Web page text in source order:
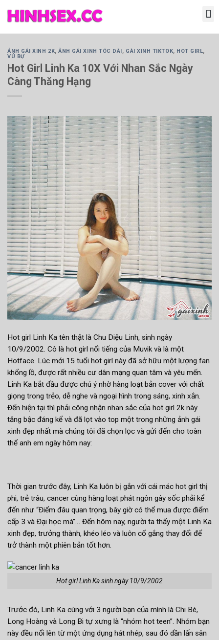
ẢNH GÁI XINH 2K,ẢNH GÁI XINH TÓC DÀI, GÀI XINH TIKTOK, HOT GIRL,
VÚ BỰ
Hot Girl Linh Ka 10X Với Nhan Sắc Ngày
Càng Thăng Hạng
Hot girl Linh Ka tên thật là Chu Diệu Linh, sinh ngày
10/9/2002. Cô là hot girl nổi tiếng của Muvik và là một
Hotface. Lúc mới 15 tuổi hot girl này đã sở hữu một lượng fan
khổng lồ, được rất nhiều cư dân mạng quan tâm và yêu mến.
Linh Ka bắt đầu được chú ý nhờ hàng loạt bản cover với chất
giọng trong trẻo, dễ nghe và ngoại hình trong sáng, xinh xắn.
Đến hiện tại thì phải công nhận nhan sắc của hot girl 2k này
tăng bậc đáng kể và đã lọt vào top một trong những ảnh gái
xinh đẹp nhất mà chúng tôi đã chọn lọc và gửi đến cho toàn
thể anh em ngày hôm nay:
Thời gian trước đây, Linh Ka luôn bị gắn với cái mác hot girl thị
phi, trẻ trâu, cancer cùng hàng loạt phát ngôn gây sốc phải kể
đến như “Điểm đâu quan trọng, bây giờ có thể mua được điểm
cấp 3 và Đại học mà”… Đến hôm nay, người ta thấy một Linh Ka
xinh đẹp, trưởng thành, khéo léo và luôn cố gắng thay đổi để
trở thành một phiên bản tốt hơn.
Hot girl Linh Ka sinh ngày 10/9/2002
Trước đó, Linh Ka cùng với 3 người bạn của mình là Chi Bé,
Long Hoàng và Long Bi tự xưng là “nhóm hot teen”. Nhóm bạn
này đều nổi lên từ một ứng dụng hát nhép, sau đó dần lấn sân